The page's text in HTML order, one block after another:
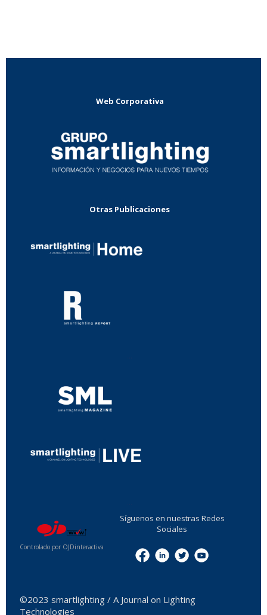
Web Corporativa
Otras Publicaciones
Controlado por OJDinteractiva
Síguenos en nuestras Redes
Sociales
©2023 smartlighting / A Journal on Lighting
Technologies